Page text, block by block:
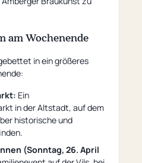
am Wochenende
in ein größeres
Ein
in der Altstadt, auf dem
historische und
(Sonntag, 26. April